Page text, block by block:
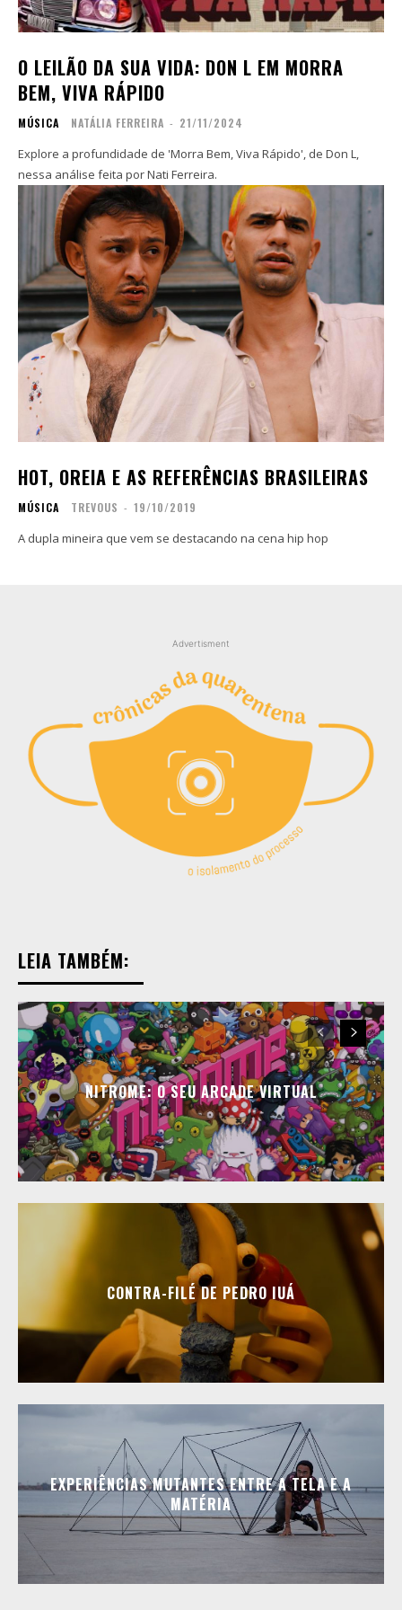
Contato
Zine
Autores
Sobre
Filmes
Sobre
Blog
Portfólio
Contato
Copyright © 2025 TREVOUS®. Todos os direitos
Contato
Zine
Autores
Sobre
Filmes
Sobre
Blog
Portfólio
Contato
Copyright © 2025 TREVOUS®. Todos os direitos
O LEILÃO DA SUA VIDA: DON L EM MORRA
BEM, VIVA RÁPIDO
MÚSICA NATÁLIA FERREIRA - 21/11/2024
Explore a profundidade de 'Morra Bem, Viva Rápido', de Don L,
nessa análise feita por Nati Ferreira.
HOT, OREIA E AS REFERÊNCIAS BRASILEIRAS
MÚSICA TREVOUS - 19/10/2019
A dupla mineira que vem se destacando na cena hip hop
Advertisment
LEIA TAMBÉM:
NITROME: O SEU ARCADE VIRTUAL
CONTRA-FILÉ DE PEDRO IUÁ
EXPERIÊNCIAS MUTANTES ENTRE A TELA E A
MATÉRIA